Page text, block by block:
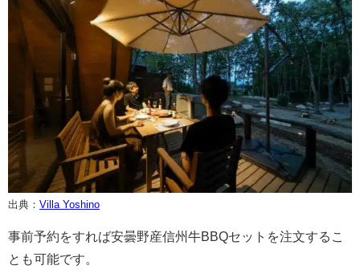
出典： Villa Yoshino
事前予約をすれば安曇野産信州牛BBQセットを注文するこ
とも可能です。